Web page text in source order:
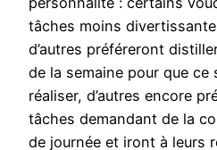
tâches moins
d’autres préféreront
de la semaine pour que ce
réaliser, d’autres encore
tâches demandant de la
de journée et iront à leurs